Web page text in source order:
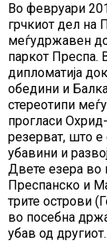
Во февруари
грчкиот дел на
меѓудржавен
паркот Преспа.
дипломатија
обедини и
стереотипи
прогласи
резерват, што е
убавини и
Двете езера во
Преспанско и
трите острови
во посебна
убав од другиот.